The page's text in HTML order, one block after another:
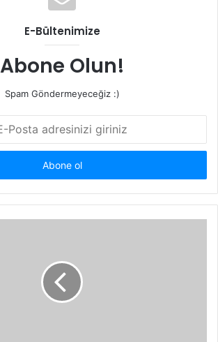
E-Bültenimize
Abone Olun!
Spam Göndermeyeceğiz :)